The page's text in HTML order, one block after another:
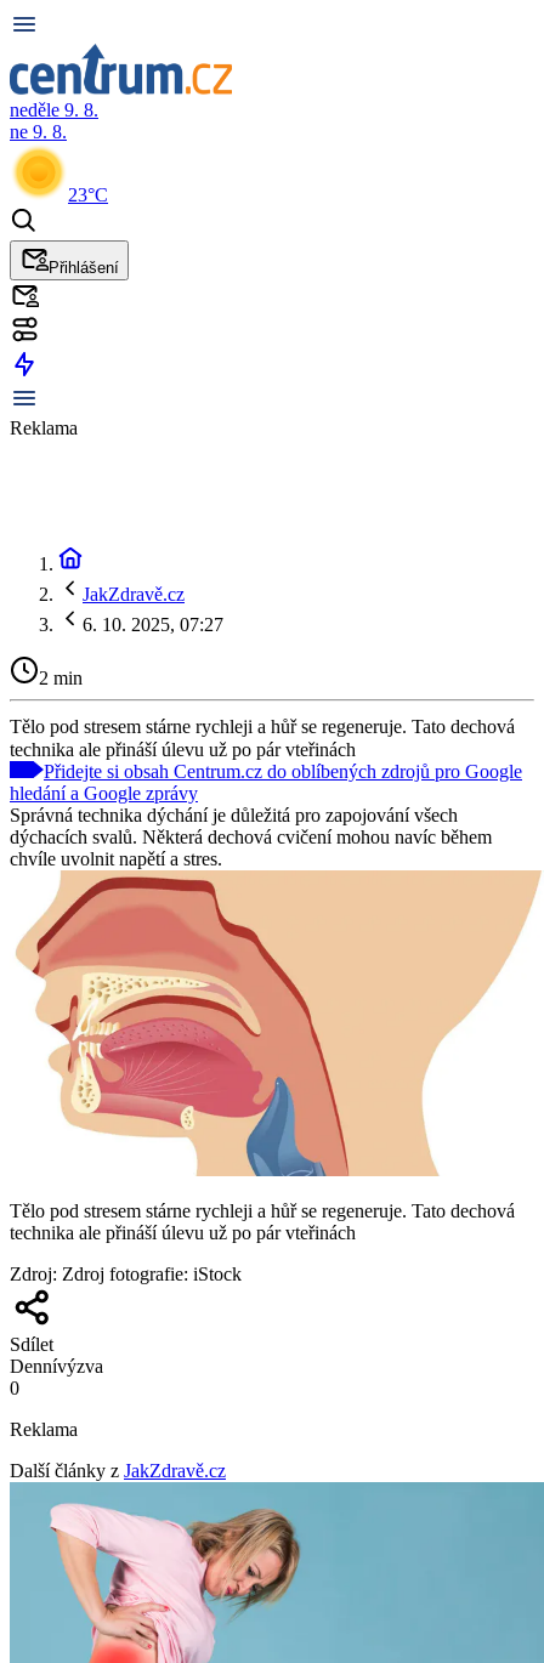
neděle 9. 8.
ne 9. 8.
23°C
Přihlášení
Reklama
JakZdravě.cz
6. 10. 2025, 07:27
2 min
Tělo pod stresem stárne rychleji a hůř se regeneruje. Tato dechová
technika ale přináší úlevu už po pár vteřinách
Přidejte si obsah Centrum.cz do oblíbených zdrojů pro Google
hledání a Google zprávy
Správná technika dýchání je důležitá pro zapojování všech
dýchacích svalů. Některá dechová cvičení mohou navíc během
chvíle uvolnit napětí a stres.
Tělo pod stresem stárne rychleji a hůř se regeneruje. Tato dechová
technika ale přináší úlevu už po pár vteřinách
Zdroj: Zdroj fotografie: iStock
Sdílet
Dennívýzva
0
Reklama
Další články z JakZdravě.cz